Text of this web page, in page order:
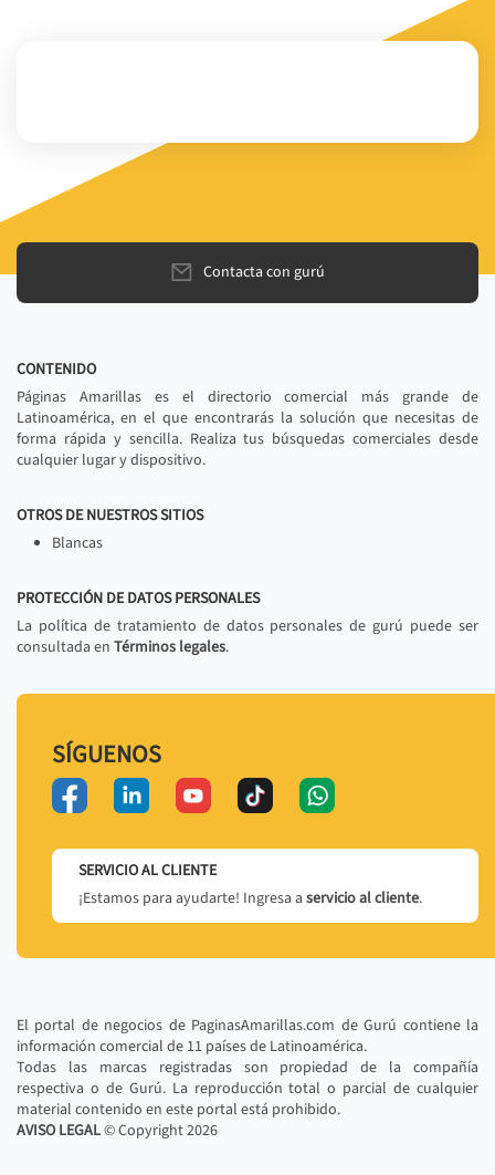
Contacta con gurú
CONTENIDO
Páginas Amarillas es el directorio comercial más grande de
Latinoamérica, en el que encontrarás la solución que necesitas de
forma rápida y sencilla. Realiza tus búsquedas comerciales desde
cualquier lugar y dispositivo.
OTROS DE NUESTROS SITIOS
Blancas
PROTECCIÓN DE DATOS PERSONALES
La política de tratamiento de datos personales de gurú puede ser
consultada en Términos legales.
SÍGUENOS
SERVICIO AL CLIENTE
¡Estamos para ayudarte! Ingresa a servicio al cliente.
El portal de negocios de PaginasAmarillas.com de Gurú contiene la
información comercial de 11 países de Latinoamérica.
Todas las marcas registradas son propiedad de la compañía
respectiva o de Gurú. La reproducción total o parcial de cualquier
material contenido en este portal está prohibido.
AVISO LEGAL© Copyright2026